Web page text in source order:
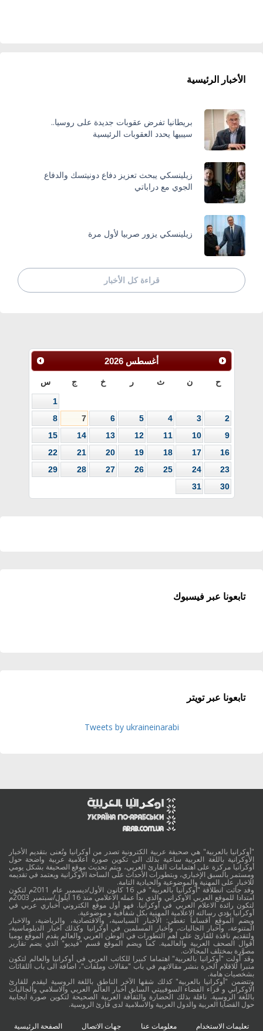
الأخبار الرئيسية
بريطانيا تفرض عقوبات جديدة على روسيا..
سيبيها يحدد العقوبات الرئيسية
زيلينسكي يبحث تعزيز دفاع دونيتسك والدفاع
الجوي مع دراباتي
زيلينسكي يزور صربيا لأول مرة
قراءة كل الأخبار
أغسطس 2026
ح ن ث ر خ ج س
1
2
3
4
5
6
7
8
9
10
11
12
13
14
15
16
17
18
19
20
21
22
23
24
25
26
27
28
29
30
31
تابعونا عبر فيسبوك
تابعونا عبر تويتر
Tweets by ukraineinarabi
"أوكرانيا بالعربية" هي صحيفة عربية الكترونية تصدر من أوكرانيا وتُعنى بتقديم الأخبار
الأوكرانية باللغة العربية ساعية بذلك الى تكوين صورة اعلامية عربية واضحة حول
أوكرانيا مركزة على اهتمامات القارئ العربي، ويتم تحديث موقع الصحيفة بشكل يومي
ومستمر بالسبق الإخباري، وبتطورات الأحداث على الساحة الأوكرانية ويعتمد في تقديمه
للاخبار على المهنية والموضوعية والحيادية التامة.
وقد جائت انطلاقة "أوكرانيا بالعربية" في 16 كانون الأول/ديسمبر عام 2011م لتكون
امتدادا للموقع العربي الاوكراني والذي بدأ عمله الاعلامي منذ 16 أيلول/سبتمبر 2003م
لتكون رائدة الاعلام العربي في أوكرانيا. فهو أول موقع الكتروني أخباري عربي في
أوكرانيا يؤدي رسالته الاعلامية المهنية بكل شفافية و موضوعية.
ويضم الموقع أقساماً تغطي: الأخبار السياسية، والاقتصادية، والرياضية، والاخبار
المتنوعة، وأخبار الجاليات، وأخبار المسلمين في أوكرانيا وكذلك أخبار الدبلوماسية،
ولتقديم نافذة للقارئ على أهم التطورات في الوطن العربي والعالم يقدم الموقع يوميا
أقوال الصحف العربية والعالمية. كما ويضم الموقع قسم "فيديو" الذي يضم تقارير
مصوَّرة بمختلف المجالات.
وقد أولت "أوكرانيا بالعربية" اهتماما كبيرا للكاتب العربي في أوكرانيا والعالم لتكون
منبرا للاقلام الحرة بنشر مقالاتهم في باب "مقالات وملفات"، اضافة الى باب اللقائات
بشخصيات هامة.
وتتضمن "أوكرانيا بالعربية" كذلك شقها الآخر الناطق باللغة الروسية ليقدم للقارئ
الاوكراني و قراء الفضاء السوفييتي السابق أخبار العالم العربي والاسلامي والجاليات
باللغة الروسية. ناقلة بذلك الحضارة والثقافة العربية الصحيحة لتكوين صورة ايجابية
حول القضايا العربية والدول العربية والاسلامية لدى قارئ الروسية.
تعليمات الاستخدام معلومات عنا جهات الاتصال الصفحة الرئيسية